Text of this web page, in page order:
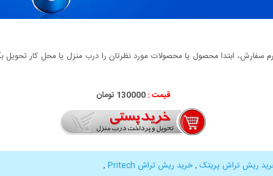
ابتدا محصول یا محصولات مورد نظرتان را درب منزل یا محل کار تحویل
قیمت :130000 تومان
ریش تراش پریتک ,خرید ریش تراش Pritech ,